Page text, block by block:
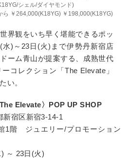
シェル/ダイヤモンド)
ら ￥264,000(K18YG) ￥198,000(K18YG)
界観をいち早く堪能できるポッ
(水) ～ 23日 (火) まで伊勢丹新宿店
ーム青山が提案する、成熟世代
ーコレクション「The Elevate」
い。
Elevate〉POP UP SHOP
新宿区新宿3-14-1
ジュエリー/プロモーション
～ 23日(火)